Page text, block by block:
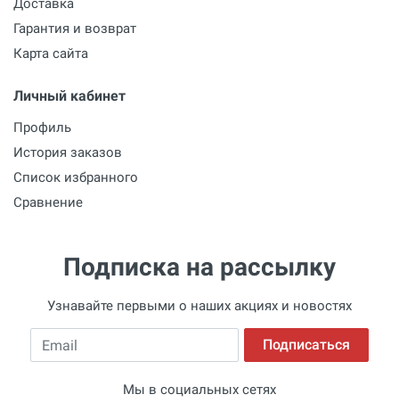
Доставка
Гарантия и возврат
Карта сайта
Личный кабинет
Профиль
История заказов
Список избранного
Сравнение
Подписка на рассылку
Узнавайте первыми о наших акциях и новостях
Email Подписаться
Мы в социальных сетях